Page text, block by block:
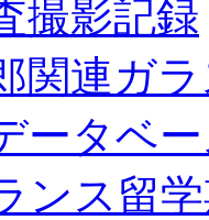
撮影記録
関連ガ
ータベ
ンス留